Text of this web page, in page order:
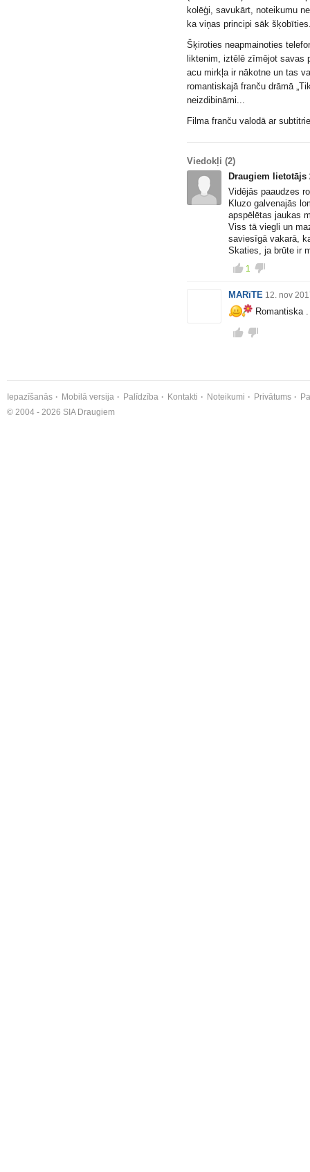
kolēģi, savukārt, noteikumu
ka viņas principi sāk
Šķiroties neapmainoties
liktenim, iztēlē zīmējot savas
acu mirkļa ir nākotne un tas
romantiskajā franču drāmā
neizdibināmi...
Filma franču valodā ar
Viedokļi (2)
Draugiem lietotājs
Vidējās paaudzes
Kluzo galvenajās
apspēlētas jaukas
Viss tā viegli un
saviesīgā vakarā,
Skaties, ja brūte ir
1
MARīTE 12. nov
Romantiska .
Iepazīšanās Mobilā versija Palīdzība Kontakti Noteikumi Privātums
© 2004 - 2026 SIA Draugiem